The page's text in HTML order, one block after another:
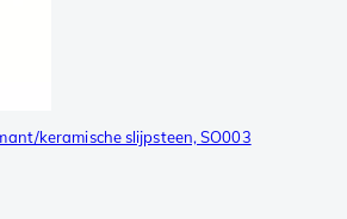
keramische slijpsteen, SO003